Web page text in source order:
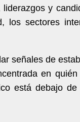
y
los sectores
señales de
en
está debajo